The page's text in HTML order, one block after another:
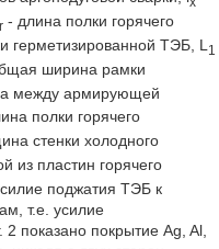
- длина полки горячего
герметизированной ТЭБ, L 1
ширина рамки
между армирующей
полки горячего
стенки холодного
из пластин горячего
поджатия ТЭБ к
т.е. усилие
показано покрытие Ag, Al,